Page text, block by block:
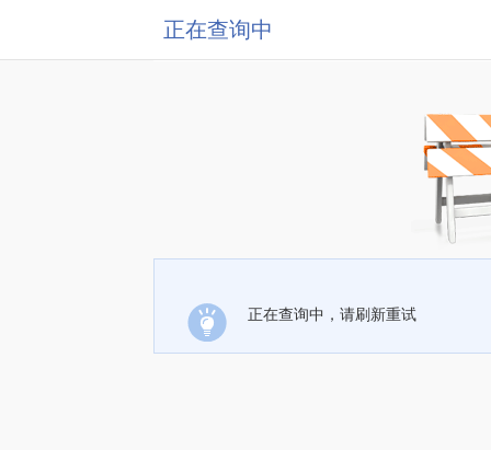
正在查询中
正在查询中，请刷新重试